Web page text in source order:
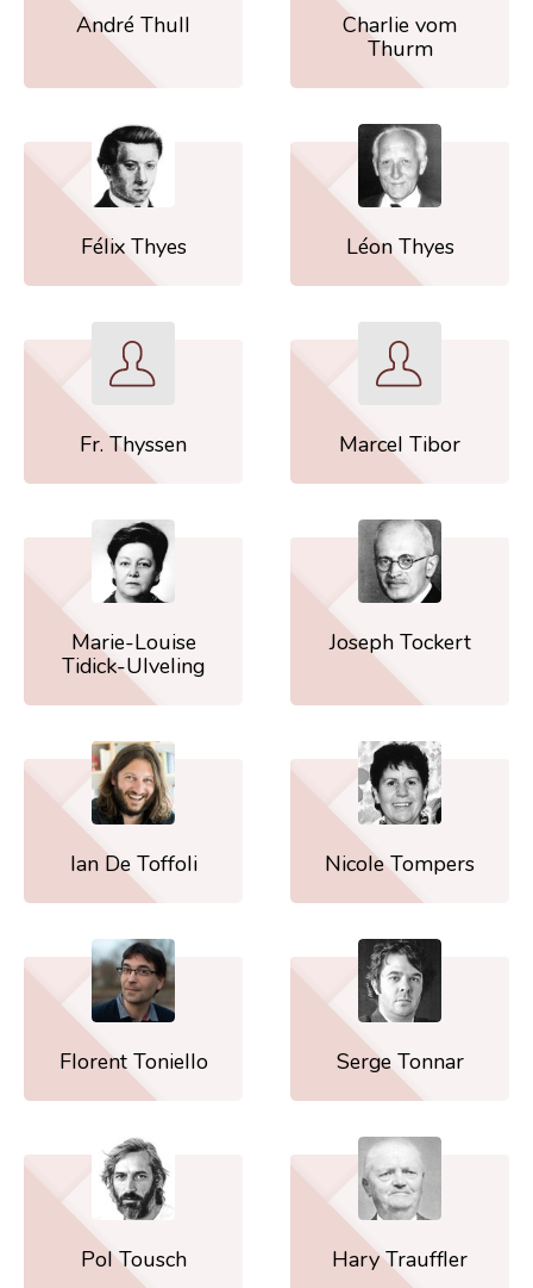
André Thull
Charlie vom
Thurm
Félix Thyes Léon Thyes
Fr. Thyssen Marcel Tibor
Marie-Louise
Tidick-Ulveling
Joseph Tockert
Ian De Toffoli Nicole Tompers
Florent Toniello Serge Tonnar
Pol Tousch Hary Trauffler